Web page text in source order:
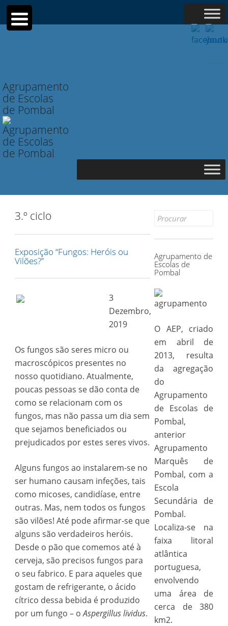
Agrupamento
de Escolas
de Pombal
3.º ciclo
Exposição “Fungos: Heróis ou
Vilões?”
3
Dezembro,
2019
Os fungos são seres micro ou
macroscópicos presentes no
nosso quotidiano. Atualmente,
poucas pessoas se dão conta de
como se relacionam com os
fungos, mas não passa um dia sem
que sejamos beneficiados ou
prejudicados por estes seres vivos.
Alguns fungos ao instalarem-se no
ser humano causam infeções, tais
como micoses, candidíase, entre
outras. Mas, nem todos os fungos
são vilões! Até pode afirmar-se que
alguns são verdadeiros heróis.
Desde o pão que comemos até à
cerveja, são precisos fungos para
o seu fabrico. E para aqueles que
gostam de refrigerante, o ácido
cítrico dessa bebida é produzido
por um fungo – oAspergillus lividus.
Search
Agrupamento de
Escolas de
Pombal
O AEP, criado
em abril de
2013, resulta
da agregação
do
Agrupamento
de Escolas de
Pombal,
anterior
Agrupamento
Marquês de
Pombal, com a
Escola
Secundária de
Pombal.
Localiza-se na
faixa litoral
atlântica
portuguesa,
envolvendo
uma área de
cerca de 380
km2.